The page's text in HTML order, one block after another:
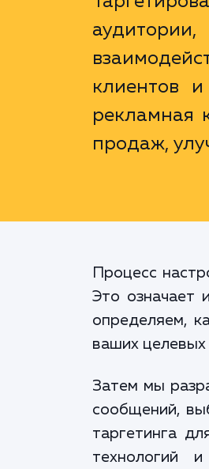
клиентов
рекламная
продаж,
Процесс
Это означает
определяем,
ваших целевых
Затем мы
сообщений,
таргетинга
технологий